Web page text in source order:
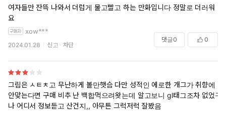
여자들만 잔뜩 나와서 더럽게 물고빨고 하는 만화입니다 정말로 더러워
요
xow***
2024.01.28 신고 차단
댓글0 0
그림은 ㅅㅌㅊ고 무난하게 볼만햇슴 다만 성적인 에로한 개그가 취향에
안맞는다면 구매 비추 난 백합먹으려왓는데 알고보니 gl태그조차 없었구
나 어디서 정보듣고 산건지,, 아무튼 그럭저럭 잘봤음